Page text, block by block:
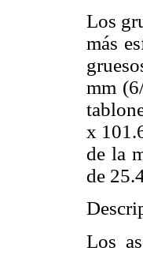
Los
más
mm
x
de la
de
Los